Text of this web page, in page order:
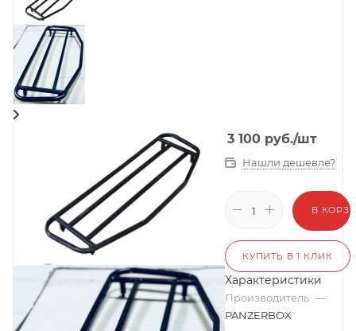
3 100 руб./шт
Нашли дешевле?
В
КУПИТЬ В 1 КЛИК
Характеристики
Производитель —
PANZERBOX